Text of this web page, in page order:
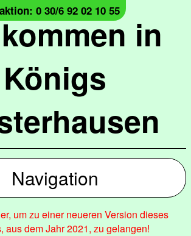
in
Königs
0 30/6 92 02 10 55
Navigation
um zu einer neueren Version dieses
aus dem Jahr 2021, zu gelangen!